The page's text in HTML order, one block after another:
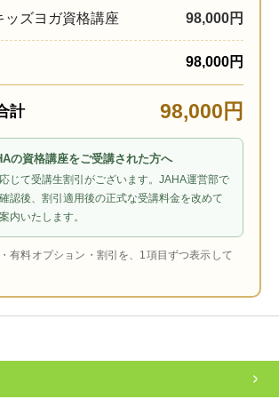
材、テキスト、動画、講義内容、カリキュラムお
する手続きに従い、受講の申込みを行うものとしま
は、氏名、住所、電話番号、メールアドレスその他
る事項について、正確かつ最新の情報を提供するも
承諾および契約の成立
座への申込みを承諾する場合、受講希望者に対
、電話その他当協会が適切と判断する方法により通
」といいます）は、当協会が受講料金全額の入金ま
確認した時点で成立します。
が指定する期限までに受講料金を支払うものとし
ッズヨガ資格講座 98,000円
98,000円
計 98,000円
の資格講座をご受講された方へ
じて受講生割引がございます。JAHA運営部で
認後、割引適用後の正式な受講料金を改めて
内いたします。
有料オプション・割引を、1項目ずつ表示して
>